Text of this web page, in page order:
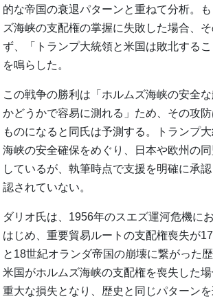
的な帝国の衰退パターンと重ねて分析。
ズ海峡の支配権の掌握に失敗した場合、
ず、「トランプ大統領と米国は敗北する
を鳴らした。
この戦争の勝利は「ホルムズ海峡の安全
かどうかで容易に測れる」ため、その攻
ものになると同氏は予測する。トランプ
海峡の安全確保をめぐり、日本や欧州の
しているが、執筆時点で支援を明確に承
認されていない。
ダリオ氏は、1956年のスエズ運河危機に
はじめ、重要貿易ルートの支配権喪失が
と18世紀オランダ帝国の崩壊に繋がった
米国がホルムズ海峡の支配権を喪失した
重大な損失となり、歴史と同じパターン